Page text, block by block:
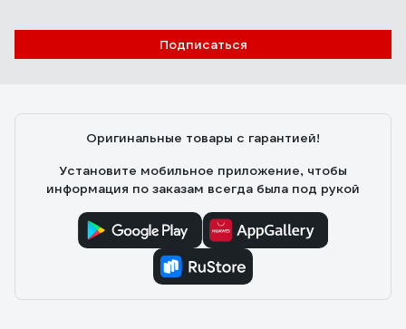
Подписаться
Оригинальные товары с гарантией!
Установите мобильное приложение, чтобы
информация по заказам всегда была под рукой